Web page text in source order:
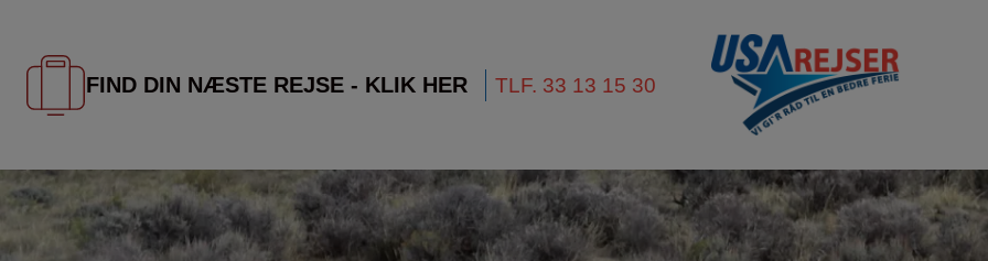
FIND DIN NÆSTE REJSE - KLIK HER TLF. 33 13 15 30